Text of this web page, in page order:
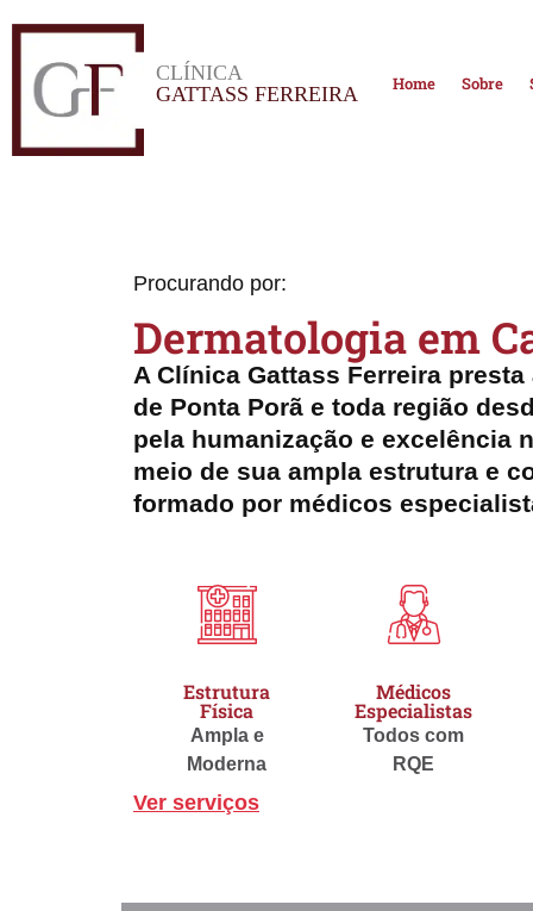
CLÍNICA
GATTASS FERREIRA
Home Sobre
Procurando por:
Dermatologia​ em
A Clínica Gattass Ferreira
de Ponta Porã e toda região
pela humanização e excelência
meio de sua ampla estrutura e
formado por médicos
Estrutura
Física
Ampla e
Moderna
Médicos
Especialistas
Todos com
RQE
Ver serviços